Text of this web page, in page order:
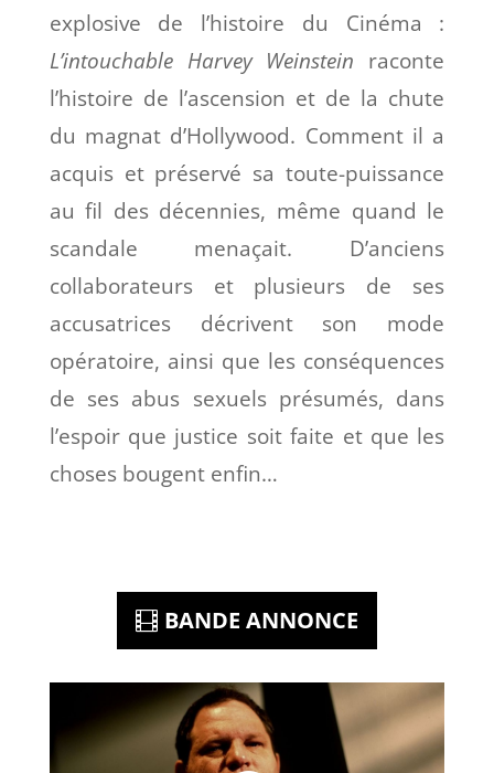
explosive de l’histoire du Cinéma :
L’intouchable Harvey Weinstein raconte
l’histoire de l’ascension et de la chute
du magnat d’Hollywood. Comment il a
acquis et préservé sa toute-puissance
au fil des décennies, même quand le
scandale menaçait. D’anciens
collaborateurs et plusieurs de ses
accusatrices décrivent son mode
opératoire, ainsi que les conséquences
de ses abus sexuels présumés, dans
l’espoir que justice soit faite et que les
choses bougent enfin…
BANDE ANNONCE